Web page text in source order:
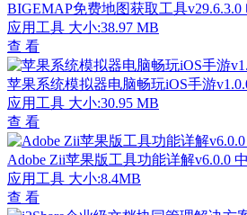
BIGEMAP免费地图获取工具v29.6.3.0
应用工具 大小:38.97 MB
查 看
苹果系统模拟器电脑畅玩iOS手游
应用工具 大小:30.95 MB
查 看
Adobe Zii苹果版工具功能详解v6.0.0
应用工具 大小:8.4MB
查 看